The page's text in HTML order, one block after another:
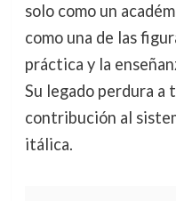
solo como un
como una de las
práctica y la
Su legado perdura a
contribución al
itálica.